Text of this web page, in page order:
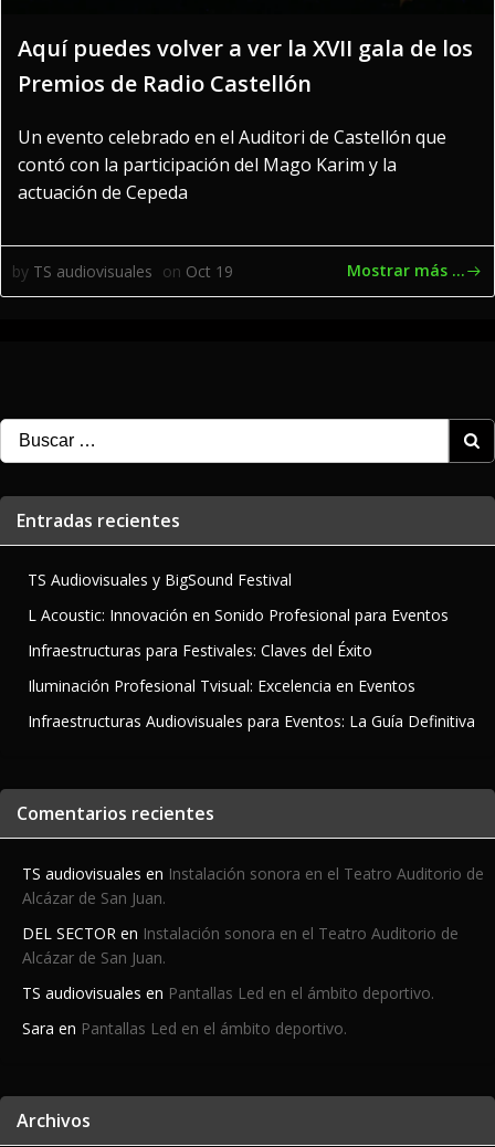
Aquí puedes volver a ver la XVII gala de los
Premios de Radio Castellón
Un evento celebrado en el Auditori de Castellón que
contó con la participación del Mago Karim y la
actuación de Cepeda
by TS audiovisuales on Oct 19 Mostrar más ...
Buscar:
Entradas recientes
TS Audiovisuales y BigSound Festival
L Acoustic: Innovación en Sonido Profesional para Eventos
Infraestructuras para Festivales: Claves del Éxito
Iluminación Profesional Tvisual: Excelencia en Eventos
Infraestructuras Audiovisuales para Eventos: La Guía Definitiva
Comentarios recientes
TS audiovisuales en Instalación sonora en el Teatro Auditorio de
Alcázar de San Juan.
DEL SECTOR en Instalación sonora en el Teatro Auditorio de
Alcázar de San Juan.
TS audiovisuales en Pantallas Led en el ámbito deportivo.
Sara en Pantallas Led en el ámbito deportivo.
Archivos